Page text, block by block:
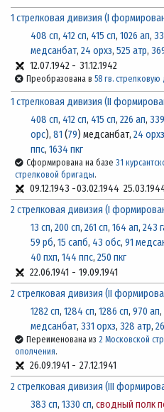
1 стрелковая дивизия (I
408 сп, 412 сп, 415 сп, 1026 ап,
медсанбат, 24 орхз, 525 атр,
12.07.1942 - 31.12.1942
Преобразована в58 гв.
1 стрелковая дивизия (II
408 сп, 412 сп, 415 сп, 226 ап,
орс), 81 (79) медсанбат, 24 орхз
ппс, 1634 пкг
Сформирована на базе31
стрелковой бригады.
09.12.1943 -03.02.1944
2 стрелковая дивизия (I
13 сп, 200 сп, 261 сп, 164 ап, 243
59 рб, 15 сапб, 43 обс, 91
40 пхп, 144 ппс, 250 пкг
22.06.1941 - 19.09.1941
2 стрелковая дивизия (II
1282 сп, 1284 сп, 1286 сп, 970 ап,
медсанбат, 331 орхз, 328 атр,
Переименована из2 Московской
ополчения.
26.09.1941 - 27.12.1941
2 стрелковая дивизия (III
383 сп, 1330 сп, сводный полк